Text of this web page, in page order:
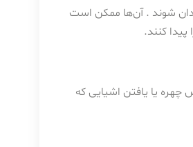
شوند . آن‌ها ممکن است
کنند.
چهره یا یافتن اشیایی که